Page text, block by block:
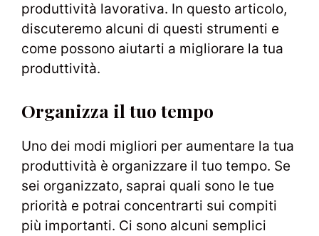
produttività lavorativa. In questo articolo,
discuteremo alcuni di questi strumenti e
come possono aiutarti a migliorare la tua
produttività.
Organizza il tuo tempo
Uno dei modi migliori per aumentare la tua
produttività è organizzare il tuo tempo. Se
sei organizzato, saprai quali sono le tue
priorità e potrai concentrarti sui compiti
più importanti. Ci sono alcuni semplici